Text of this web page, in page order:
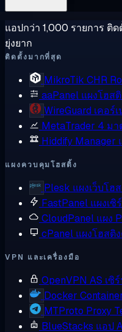
แอปกว่า 1,000 รายการ ติ
ยุ่งยาก
ติดตั้งมากที่สุด
MikroTik CHR
aaPanel แผงโฮส
WireGuard เคอร์
MetaTrader 4 มา
Hiddify Manager
แผงควบคุมโฮสติ้ง
Plesk แผงเว็บโฮ
FastPanel แผงเซิ
CloudPanel แผง
cPanel แผงโฮสติ
VPN และเครื่องมือ
OpenVPN AS เซิ
Docker
MTProto Proxy
BlueStacks แอป